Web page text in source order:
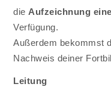
die Aufzeichnung
Verfügung.
Außerdem bekommst
Nachweis deiner
Leitung